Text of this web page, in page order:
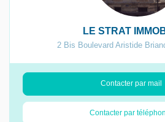
LE STRAT
2 Bis Boulevard Aristide
Contacter par mail
Contacter par